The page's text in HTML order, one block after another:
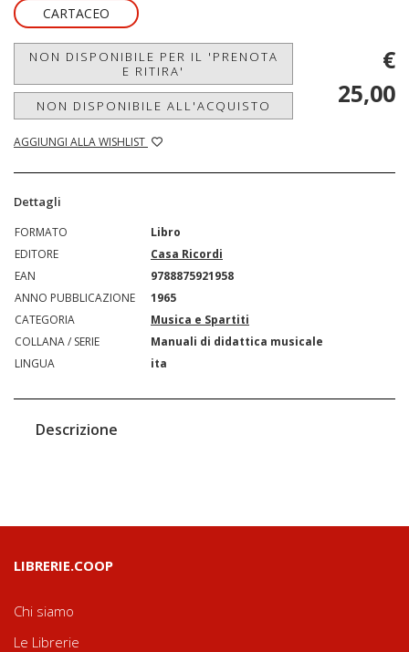
CARTACEO
NON DISPONIBILE PER IL 'PRENOTA
E RITIRA'
NON DISPONIBILE ALL'ACQUISTO
AGGIUNGI ALLA WISHLIST
€
25,00
Dettagli
FORMATO
Libro
EDITORE
Casa Ricordi
EAN
9788875921958
ANNO PUBBLICAZIONE
1965
CATEGORIA
Musica e Spartiti
COLLANA / SERIE
Manuali di didattica musicale
LINGUA
ita
Descrizione
LIBRERIE.COOP
Chi siamo
Le Librerie